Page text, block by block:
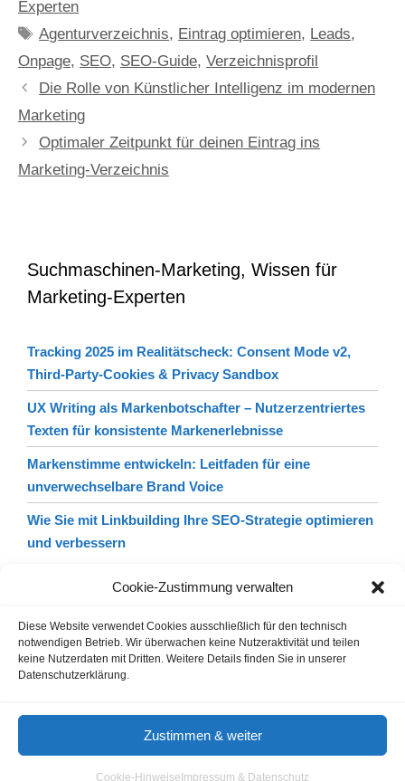
Cookie-Zustimmung verwalten
Diese Website verwendet Cookies ausschließlich für den technisch
notwendigen Betrieb. Wir überwachen keine Nutzeraktivität und teilen
keine Nutzerdaten mit Dritten. Weitere Details finden Sie in unserer
Datenschutzerklärung.
Zustimmen & weiter
Cookie-Hinweise Impressum & Datenschutz
Experten
Schlagwörter
Agenturverzeichnis, Eintrag optimieren, Leads,
Onpage, SEO, SEO-Guide, Verzeichnisprofil
Die Rolle von Künstlicher Intelligenz im modernen
Marketing
Optimaler Zeitpunkt für deinen Eintrag ins
Marketing-Verzeichnis
Suchmaschinen-Marketing, Wissen für
Marketing-Experten
Tracking 2025 im Realitätscheck: Consent Mode v2,
Third-Party-Cookies & Privacy Sandbox
UX Writing als Markenbotschafter – Nutzerzentriertes
Texten für konsistente Markenerlebnisse
Markenstimme entwickeln: Leitfaden für eine
unverwechselbare Brand Voice
Wie Sie mit Linkbuilding Ihre SEO-Strategie optimieren
und verbessern
Gastautoren / Gastartikel
Impressum & Datenschutz